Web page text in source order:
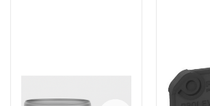
Deze